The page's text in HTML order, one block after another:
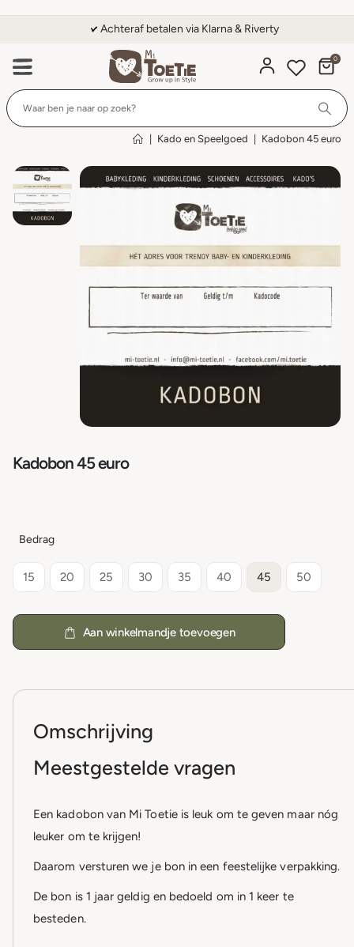
Achteraf betalen via Klarna & Riverty
0
Kado en Speelgoed Kadobon 45 euro
Kadobon 45 euro
Bedrag
15 20 25 30 35 40 45 50
Aan winkelmandje toevoegen
Omschrijving
Meestgestelde vragen
Een kadobon van Mi Toetie is leuk om te geven maar nóg
leuker om te krijgen!
Daarom versturen we je bon in een feestelijke verpakking.
De bon is 1 jaar geldig en bedoeld om in 1 keer te
besteden.